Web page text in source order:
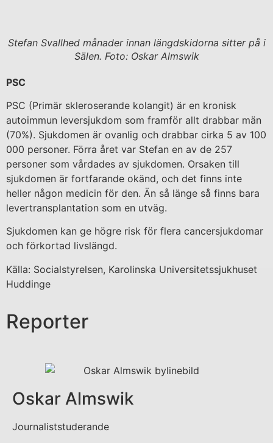
Stefan Svallhed månader innan längdskidorna sitter på i
Sälen. Foto: Oskar Almswik
PSC
PSC (Primär skleroserande kolangit) är en kronisk
autoimmun leversjukdom som framför allt drabbar män
(70%). Sjukdomen är ovanlig och drabbar cirka 5 av 100
000 personer. Förra året var Stefan en av de 257
personer som vårdades av sjukdomen. Orsaken till
sjukdomen är fortfarande okänd, och det finns inte
heller någon medicin för den. Än så länge så finns bara
levertransplantation som en utväg.
Sjukdomen kan ge högre risk för flera cancersjukdomar
och förkortad livslängd.
Källa: Socialstyrelsen, Karolinska Universitetssjukhuset
Huddinge
Reporter
Oskar Almswik
Journaliststuderande